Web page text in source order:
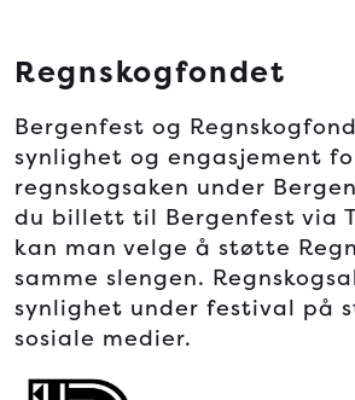
Regnskogfondet
Bergenfest og
synlighet og engasjement
regnskogsaken under
du billett til Bergenfest via
kan man velge å støtte
samme slengen.
synlighet under festival på
sosiale medier.